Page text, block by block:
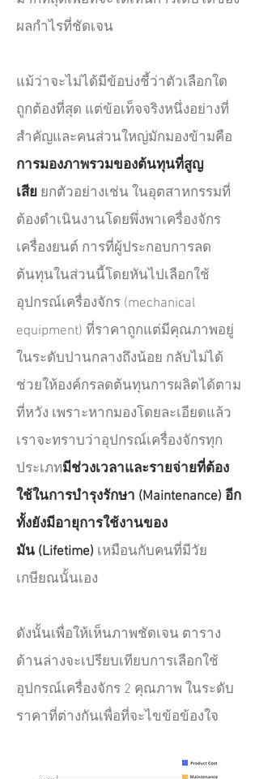
ผลกำไรที่ชัดเจน
แม้ว่าจะไม่ได้มีข้อบ่งชี้ว่าตัวเลือกใด
ถูกต้องที่สุด แต่ข้อเท็จจริงหนึ่งอย่างที่
สำคัญและคนส่วนใหญ่มักมองข้ามคือ
การมองภาพรวมของต้นทุนที่สูญ
เสีย ยกตัวอย่างเช่น ในอุตสาหกรรมที่
ต้องดำเนินงานโดยพึ่งพาเครื่องจักร
เครื่องยนต์ การที่ผู้ประกอบการลด
ต้นทุนในส่วนนี้โดยหันไปเลือกใช้
อุปกรณ์เครื่องจักร (mechanical
equipment) ที่ราคาถูกแต่มีคุณภาพอยู่
ในระดับปานกลางถึงน้อย กลับไม่ได้
ช่วยให้องค์กรลดต้นทุนการผลิตได้ตาม
ที่หวัง เพราะหากมองโดยละเอียดแล้ว
เราจะทราบว่าอุปกรณ์เครื่องจักรทุก
ประเภทมีช่วงเวลาและรายจ่ายที่ต้อง
ใช้ในการบำรุงรักษา (Maintenance) อีก
ทั้งยังมีอายุการใช้งานของ
มัน (Lifetime) เหมือนกับคนที่มีวัย
เกษียณนั้นเอง
ดังนั้นเพื่อให้เห็นภาพชัดเจน ตาราง
ด้านล่างจะเปรียบเทียบการเลือกใช้
อุปกรณ์เครื่องจักร 2 คุณภาพ ในระดับ
ราคาที่ต่างกันเพื่อที่จะไขข้อข้องใจ